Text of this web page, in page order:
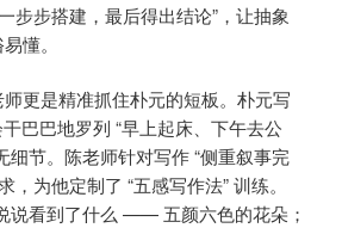
步步搭建，最后得出结论”，让抽象
懂。
更是精准抓住朴元的短板。朴元写
巴巴地罗列 “早上起床、下午去公
细节。陈老师针对写作 “侧重叙事完
，为他定制了 “五感写作法” 训练。
说看到了什么 —— 五颜六色的花朵；